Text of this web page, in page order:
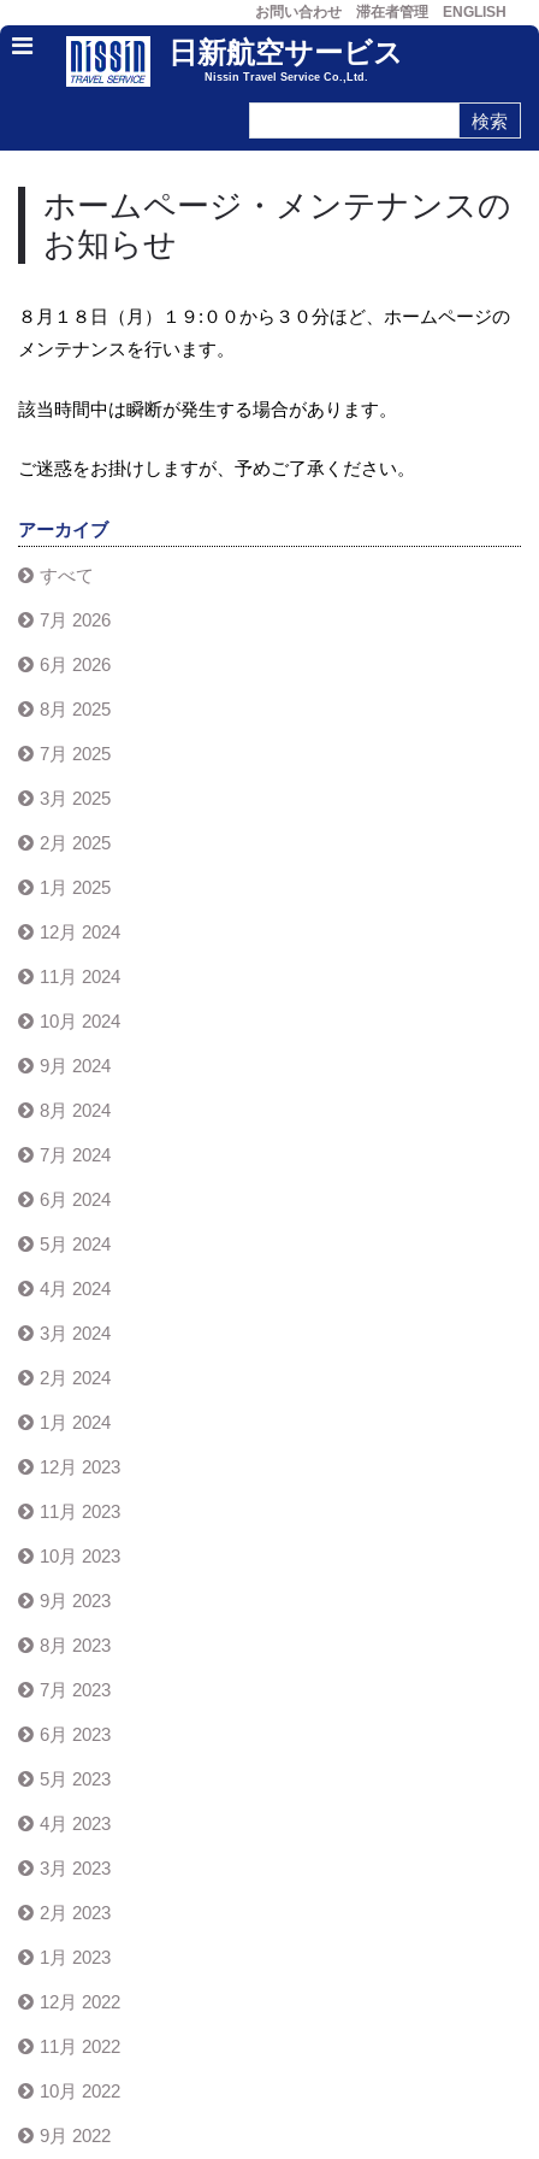
お問い合わせ 滞在者管理 ENGLISH
日新航空サービス
Nissin Travel Service Co.,Ltd.
ホームページ・メンテナンスの
お知らせ
８月１８日（月）１９:００から３０分ほど、ホームページの
メンテナンスを行います。
該当時間中は瞬断が発生する場合があります。
ご迷惑をお掛けしますが、予めご了承ください。
アーカイブ
すべて
7月 2026
6月 2026
8月 2025
7月 2025
3月 2025
2月 2025
1月 2025
12月 2024
11月 2024
10月 2024
9月 2024
8月 2024
7月 2024
6月 2024
5月 2024
4月 2024
3月 2024
2月 2024
1月 2024
12月 2023
11月 2023
10月 2023
9月 2023
8月 2023
7月 2023
6月 2023
5月 2023
4月 2023
3月 2023
2月 2023
1月 2023
12月 2022
11月 2022
10月 2022
9月 2022